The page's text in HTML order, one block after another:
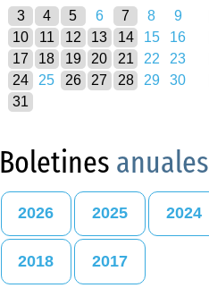
3
4 5 6 7 8
9
10
11 12 13 14 15
16
17
18 19 20 21 22
23
24
25 26 27 28 29
30
31
Boletines anuales
2026 2025 2024
2018 2017